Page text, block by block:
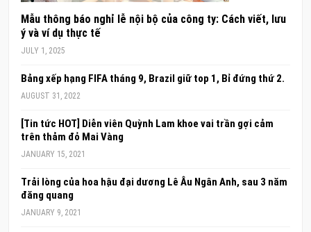
Mẫu thông báo nghỉ lễ nội bộ của công ty: Cách viết, lưu
ý và ví dụ thực tế
JULY 1, 2025
Bảng xếp hạng FIFA tháng 9, Brazil giữ top 1, Bỉ đứng thứ 2.
AUGUST 31, 2022
[Tin tức HOT] Diễn viên Quỳnh Lam khoe vai trần gợi cảm
trên thảm đỏ Mai Vàng
JANUARY 15, 2021
Trải lòng của hoa hậu đại dương Lê Âu Ngân Anh, sau 3 năm
đăng quang
JANUARY 9, 2021